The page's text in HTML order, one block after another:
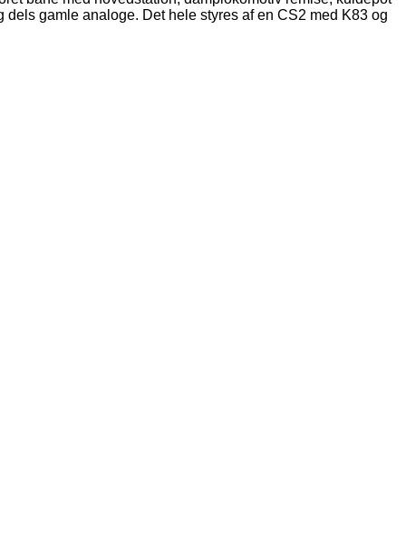
gamle analoge. Det hele styres af en CS2 med K83 og